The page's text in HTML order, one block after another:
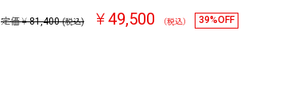
定価￥81,400 (税込) ￥49,500 （税込） 39%OFF